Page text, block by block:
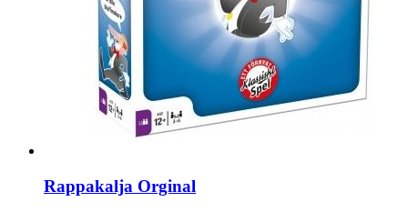
Rappakalja Orginal